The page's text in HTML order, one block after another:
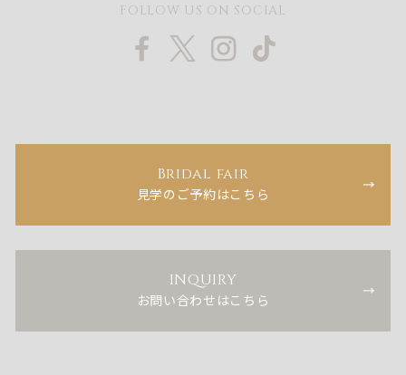
FOLLOW US ON SOCIAL
Bridal fair
見学のご予約はこちら
INQUIRY
お問い合わせはこちら